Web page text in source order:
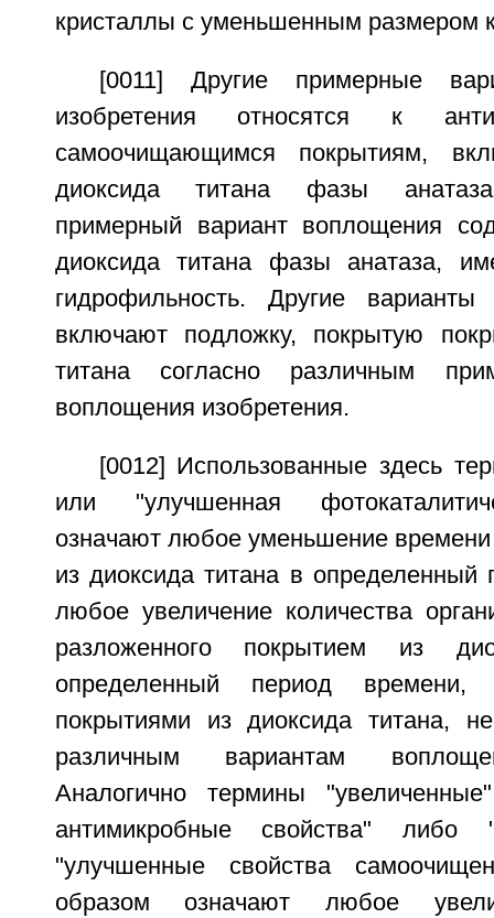
кристаллы с уменьшенным размером
[0011] Другие примерные
изобретения относятся к
самоочищающимся покрытиям,
диоксида титана фазы
примерный вариант воплощения
диоксида титана фазы анатаза,
гидрофильность. Другие
включают подложку, покрытую
титана согласно различным
воплощения изобретения.
[0012] Использованные здесь
или "улучшенная
означают любое уменьшение времени
из диоксида титана в
любое увеличение количества
разложенного покрытием из
определенный период
покрытиями из диоксида титана,
различным вариантам
Аналогично термины
антимикробные свойства" либо
"улучшенные свойства
образом означают любое